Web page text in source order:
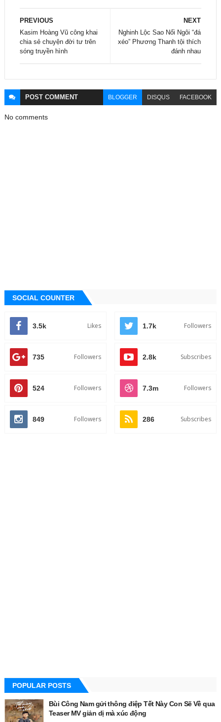
NEXT
Nghinh Lộc Sao Nối Ngôi “đá
xéo” Phương Thanh tội thích
đánh nhau
PREVIOUS
Kasim Hoàng Vũ công khai
chia sẻ chuyện đời tư trên
sóng truyền hình
POST COMMENT BLOGGER DISQUS FACEBOOK
No comments
SOCIAL COUNTER
3.5k Likes 1.7k Followers
735 Followers 2.8k Subscribes
524 Followers 7.3m Followers
849 Followers 286 Subscribes
POPULAR POSTS
Bùi Công Nam gửi thông điệp Tết Này Con Sẽ Về qua
Teaser MV giản dị mà xúc động